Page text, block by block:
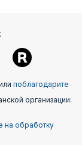
поблагодарите
организации:
на обработку